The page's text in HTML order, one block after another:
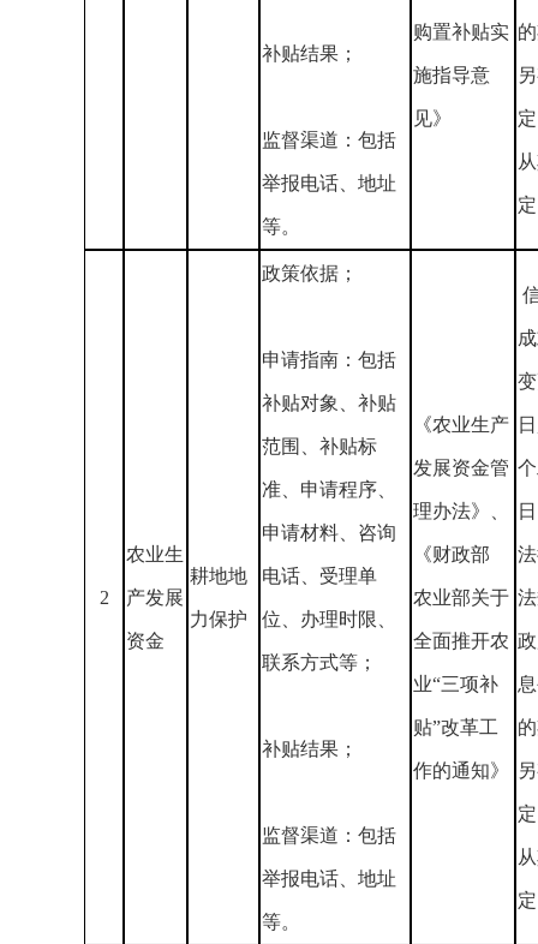
补贴结果；
监督渠道：包括
举报电话、地址
等。
购置补贴实
施指导意
见》
2
农业生
产发展
资金
耕地地
力保护
政策依据；
申请指南：包括
补贴对象、补贴
范围、补贴标
准、申请程序、
申请材料、咨询
电话、受理单
位、办理时限、
联系方式等；
补贴结果；
监督渠道：包括
举报电话、地址
等。
《农业生产
发展资金管
理办法》、
《财政部
农业部关于
全面推开农
业“三项补
贴”改革工
作的通知》